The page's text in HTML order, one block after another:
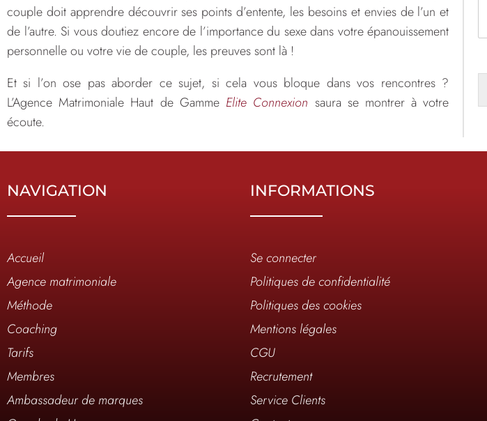
couple doit apprendre découvrir ses points d’entente, les besoins et envies de l’un et
de l’autre. Si vous doutiez encore de l’importance du sexe dans votre épanouissement
personnelle ou votre vie de couple, les preuves sont là !
Et si l’on ose pas aborder ce sujet, si cela vous bloque dans vos rencontres ?
L’Agence Matrimoniale Haut de Gamme Elite Connexion saura se montrer à votre
écoute.
NAVIGATION
Accueil
Agence matrimoniale
Méthode
Coaching
Tarifs
Membres
Ambassadeur de marques
INFORMATIONS
Se connecter
Politiques de confidentialité
Politiques des cookies
Mentions légales
CGU
Recrutement
Service Clients